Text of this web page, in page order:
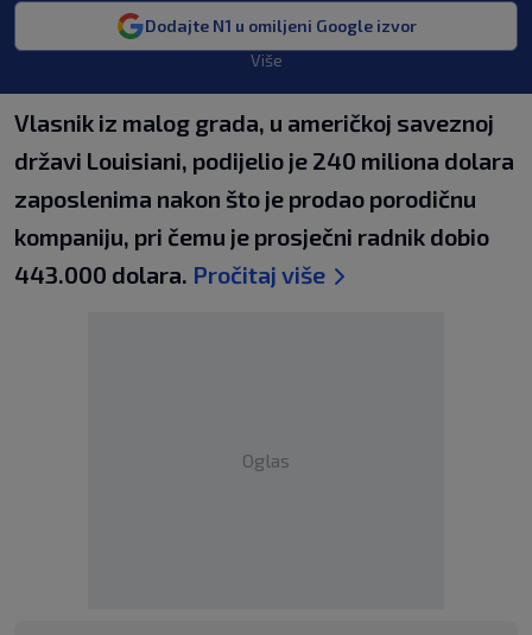
Dodajte N1 u omiljeni Google izvor
Više
Vlasnik iz malog grada, u američkoj saveznoj
državi Louisiani, podijelio je 240 miliona dolara
zaposlenima nakon što je prodao porodičnu
kompaniju, pri čemu je prosječni radnik dobio
443.000 dolara. Pročitaj više
Oglas